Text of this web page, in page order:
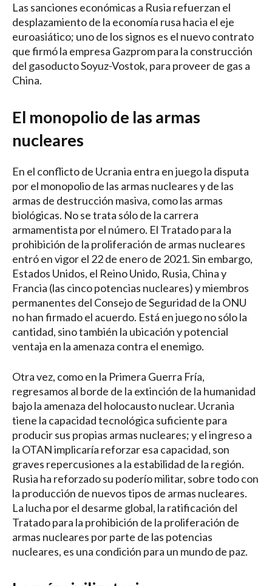
Las sanciones económicas a Rusia refuerzan el
desplazamiento de la economía rusa hacia el eje
euroasiático; uno de los signos es el nuevo contrato
que firmó la empresa Gazprom para la construcción
del gasoducto Soyuz-Vostok, para proveer de gas a
China.
El monopolio de las armas
nucleares
En el conflicto de Ucrania entra en juego la disputa
por el monopolio de las armas nucleares y de las
armas de destrucción masiva, como las armas
biológicas. No se trata sólo de la carrera
armamentista por el número. El Tratado para la
prohibición de la proliferación de armas nucleares
entró en vigor el 22 de enero de 2021. Sin embargo,
Estados Unidos, el Reino Unido, Rusia, China y
Francia (las cinco potencias nucleares) y miembros
permanentes del Consejo de Seguridad de la ONU
no han firmado el acuerdo. Está en juego no sólo la
cantidad, sino también la ubicación y potencial
ventaja en la amenaza contra el enemigo.
Otra vez, como en la Primera Guerra Fría,
regresamos al borde de la extinción de la humanidad
bajo la amenaza del holocausto nuclear. Ucrania
tiene la capacidad tecnológica suficiente para
producir sus propias armas nucleares; y el ingreso a
la OTAN implicaría reforzar esa capacidad, son
graves repercusiones a la estabilidad de la región.
Rusia ha reforzado su poderío militar, sobre todo con
la producción de nuevos tipos de armas nucleares.
La lucha por el desarme global, la ratificación del
Tratado para la prohibición de la proliferación de
armas nucleares por parte de las potencias
nucleares, es una condición para un mundo de paz.